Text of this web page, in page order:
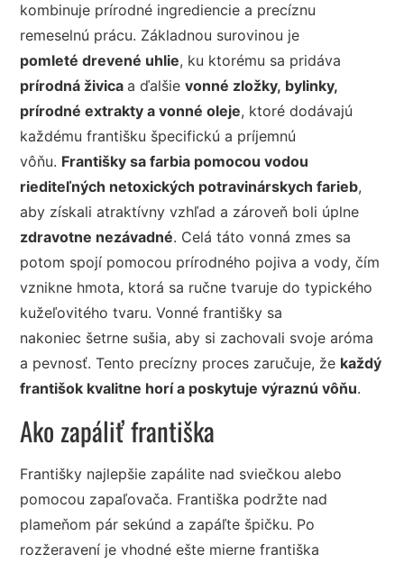
kombinuje prírodné ingrediencie a precíznu
remeselnú prácu. Základnou surovinou je
pomleté drevené uhlie, ku ktorému sa pridáva
prírodná živicaa ďalšievonné zložky, bylinky,
prírodné extrakty a vonné oleje, ktoré dodávajú
každému františku špecifickú a príjemnú
vôňu. Františky sa farbia pomocou vodou
riediteľných netoxických potravinárskych farieb,
aby získali atraktívny vzhľad a zároveň boli úplne
zdravotne nezávadné. Celá táto vonná zmes sa
potom spojí pomocou prírodného pojiva a vody, čím
vznikne hmota, ktorá sa ručne tvaruje do typického
kužeľovitého tvaru. Vonné františky sa
nakoniec šetrne sušia, aby si zachovali svoje aróma
a pevnosť. Tento precízny proces zaručuje, že každý
františok kvalitne horí a poskytuje výraznú vôňu.
Ako zapáliť františka
Františky najlepšie zapálite nad sviečkou alebo
pomocou zapaľovača. Františka podržte nad
plameňom pár sekúnd a zapáľte špičku. Po
rozžeravení je vhodné ešte mierne františka